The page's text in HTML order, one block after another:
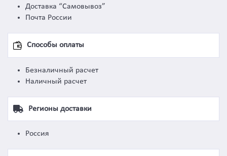
Доставка “Самовывоз”
Почта России
Способы оплаты
Безналичный расчет
Наличный расчет
Регионы доставки
Россия